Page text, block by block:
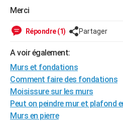
Dictionnaire
Biographies
Citations
Expressions
Proverbes
PROGRAMME TV
COPAINS D'AVANT
S'inscrire
Se connecter
Lycées
Collèges
Primaires
Universités
Entreprises
Service militaire
Avis de recherche
AVIS DE DÉCÈS
FORUM
Bricolage
Lifestyle
Culture
Sport
Auto
Television
Voyage
Cinema
Merci
Répondre (1) Partager
A voir également:
Murs et fondations
Comment faire des fondations
Moisissure sur les murs
Peut on peindre mur et plafond
Murs en pierre